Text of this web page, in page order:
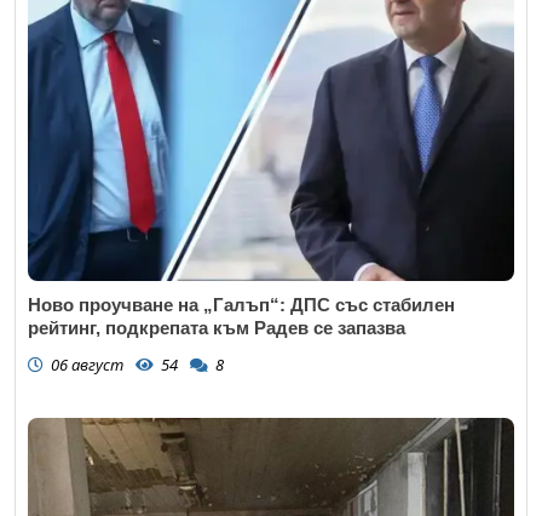
Ново проучване на „Галъп“: ДПС със стабилен
рейтинг, подкрепата към Радев се запазва
06 август 54 8